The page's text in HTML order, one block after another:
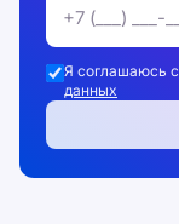
Я соглашаюсь с
данных